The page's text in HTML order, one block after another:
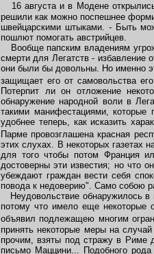
16 августа и в Модене
решили как можно поспешнее
швейцарскими штыками. - Быть
пошлют помогать австрийцев.
Вообще папским владениям
смерти для Легатств -
они были бы довольны. Но именно
защищает его от самовольства
Потерпит ли он отложение
обнаружение народной воли в
такими манифестациями, которые
удобнее теперь, как исказить
Парме провозглашена красная
этих слухах. В некоторых газетах
для того чтобы потом Франция
достоверны эти известия; но что
убеждают граждан вести себя
повода к недоверию". Само собою
Неудовольствие обнаружилось в
потому что имело еще некоторые
объявил подлежащею многим
принять некоторые меры на
прочим, взяты под стражу в Риме
письмо Маццини... Подобного